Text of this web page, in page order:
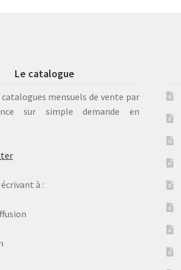
Le catalogue
catalogues mensuels de vente par
sur simple demande en
écrivant à :